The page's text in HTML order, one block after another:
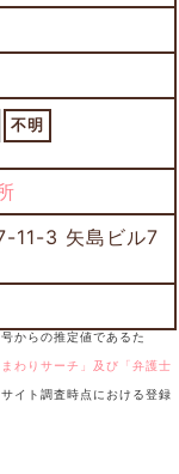
不明
11-3 矢島ビル7
からの推定値であるた
わりサーチ」及び「弁護士
イト調査時点における登録